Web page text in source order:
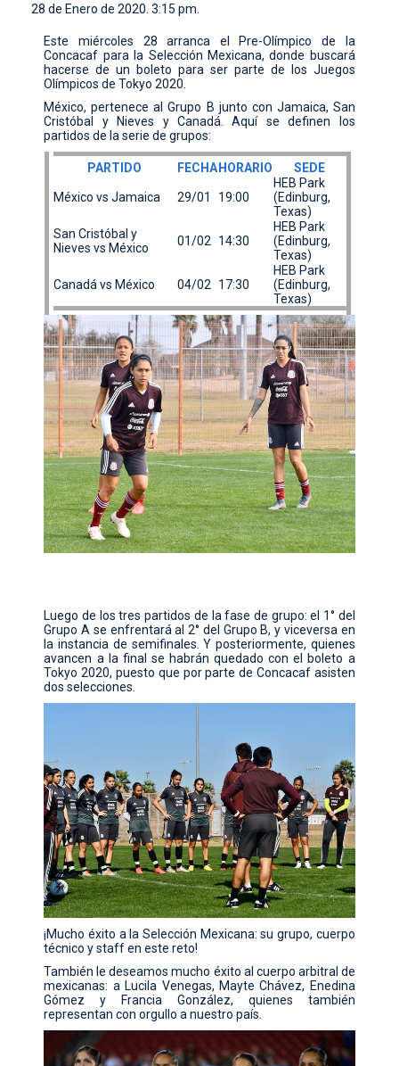
28 de Enero de 2020. 3:15 pm.
Este miércoles 28 arranca el Pre-Olímpico de la
Concacaf para la Selección Mexicana, donde buscará
hacerse de un boleto para ser parte de los Juegos
Olímpicos de Tokyo 2020.
México, pertenece al Grupo B junto con Jamaica, San
Cristóbal y Nieves y Canadá. Aquí se definen los
partidos de la serie de grupos:
PARTIDO FECHA HORARIO SEDE
México vs Jamaica 29/01 19:00
HEB Park
(Edinburg,
Texas)
San Cristóbal y
Nieves vs México
01/02 14:30
HEB Park
(Edinburg,
Texas)
Canadá vs México 04/02 17:30
HEB Park
(Edinburg,
Texas)
Luego de los tres partidos de la fase de grupo: el 1° del
Grupo A se enfrentará al 2° del Grupo B, y viceversa en
la instancia de semifinales. Y posteriormente, quienes
avancen a la final se habrán quedado con el boleto a
Tokyo 2020, puesto que por parte de Concacaf asisten
dos selecciones.
¡Mucho éxito a la Selección Mexicana: su grupo, cuerpo
técnico y staff en este reto!
También le deseamos mucho éxito al cuerpo arbitral de
mexicanas: a Lucila Venegas, Mayte Chávez, Enedina
Gómez y Francia González, quienes también
representan con orgullo a nuestro país.